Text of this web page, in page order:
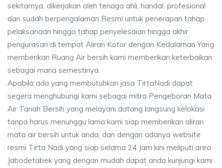
sekitarnya, dikerjakan oleh tenaga ahli, handal, profesional
dan sudah berpengalaman Resmi untuk penerapan tahap
pelaksanaan hingga tahap penyelesaian hingga akhir
pengurasan di tempat Aliran Kotor dengan Kedalaman Yang
memberikan Ruang Air bersih kami memberikan keterbaikan
sebagai mana semestinya.
Apabila ada yang membutuhkan jasa TirtaNadi dapat
segera menghubungi kami sebagai mitra Pengeboran Mata
Air Tanah Bersih yang melayani datang langsung kelokasi
tanpa harus menunggu lama kami siap memberikan aliran
mata air bersih untuk anda, dan dengan adanya website
resmi Tirta Nadi yang siap selama 24 Jam kini meliputi area
Jabodetabek yang dengan mudah dapat anda kunjungi kami